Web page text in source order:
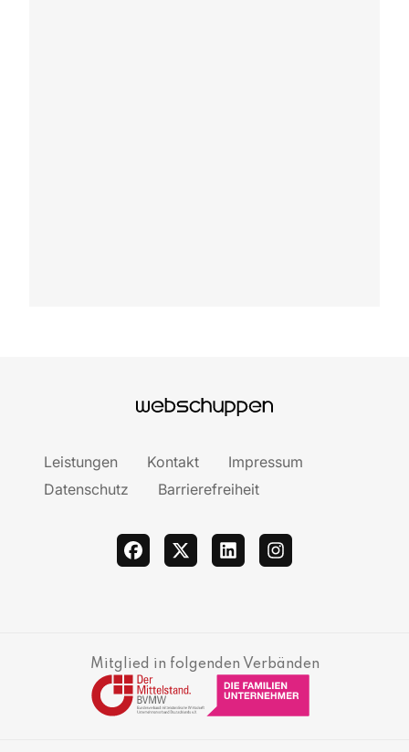
Leistungen Kontakt
Impressum
Datenschutz
Barrierefreiheit
facebooktwitter linkedininstagram
Mitglied in folgenden Verbänden